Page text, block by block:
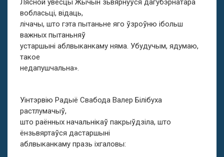
Лясной увёсцы Жычын зьвярнуўся дагубэрнатара
вобласьці, відаць,
лічачы, што гэта пытаньне яго ўзроўню ібольш
важных пытаньняў
устаршыні аблвыканкаму няма. Убудучым, ядумаю,
такое
недапушчальна».
Уінтэрвію Радыё Свабода Валер Білібуха
растлумачыў,
што раённых начальнікаў пакрыўдзіла, што
ёнзьвяртаўся дастаршыні
аблвыканкаму празь іхгаловы: